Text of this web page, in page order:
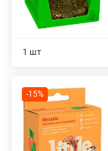
1 шт
-15%